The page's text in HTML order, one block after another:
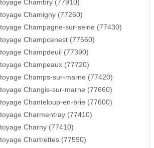
Chambry (77910)
Chamigny (77260)
Champagne-sur-seine (77430)
Champcenest (77560)
Champdeuil (77390)
Champeaux (77720)
Champs-sur-marne (77420)
Changis-sur-marne (77660)
Chanteloup-en-brie (77600)
Charmentray (77410)
Charny (77410)
Chartrettes (77590)